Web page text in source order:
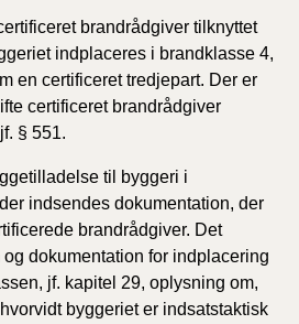
brandrådgiver tilknyttet
indplaceres i brandklasse 4,
en certificeret tredjepart. Der er
certificeret brandrådgiver
§ 551.
til byggeri i
indsendes dokumentation, der
brandrådgiver. Det
dokumentation for indplacering
jf. kapitel 29, oplysning om,
byggeriet er indsatstaktisk